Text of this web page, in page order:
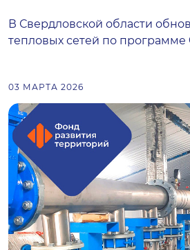
В Свердловской области
тепловых сетей по
03 МАРТА 2026